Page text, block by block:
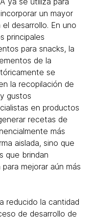
un mayor
desarrollo. En uno
principales
para snacks, la
de la
se
la recopilación de
gustos
en productos
recetas de
más
aislada, sino que
que brindan
mejorar aún más
reducido la cantidad
de desarrollo de